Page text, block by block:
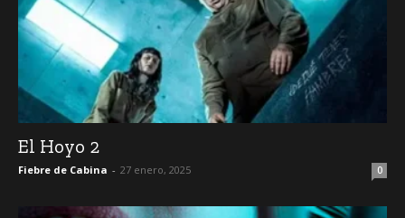
El Hoyo 2
Fiebre de Cabina - 27 enero, 2025 0